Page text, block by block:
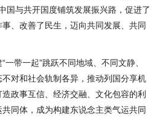
与共开国度铺筑发展振兴路，促进了
、改善了民生，迈向共同发展、共同
带一起”跳跃不同地域、不同文静、
对和社会轨制各异，推动列国分享机
政事互信、经济交融、文化包容的利
同体，成为构建东说念主类气运共同